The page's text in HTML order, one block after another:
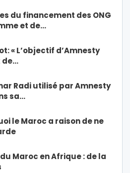
du financement des ONG
et de…
« L’objectif d’Amnesty
de…
Radi utilisé par Amnesty
sa…
le Maroc a raison de ne
Maroc en Afrique : de la